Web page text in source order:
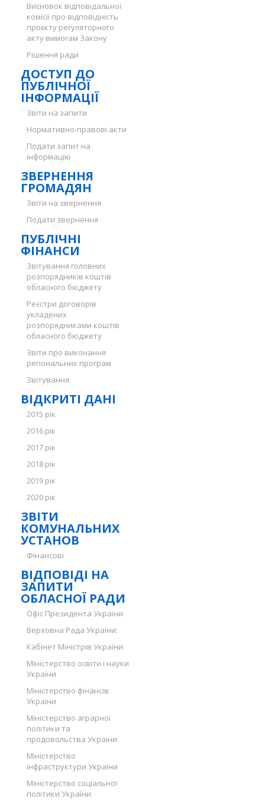
Висновок відповідальної
комісії про відповідність
проєкту регуляторного
акту вимогам Закону
Рішення ради
ДОСТУП ДО
ПУБЛІЧНОЇ
ІНФОРМАЦІЇ
Звіти на запити
Нормативно-правові акти
Подати запит на
інформацію
ЗВЕРНЕННЯ
ГРОМАДЯН
Звіти на звернення
Подати звернення
ПУБЛІЧНІ
ФІНАНСИ
Звітування головних
розпорядників коштів
обласного бюджету
Реєстри договорів
укладених
розпорядниками коштів
обласного бюджету
Звіти про виконання
регіональних програм
Звітування
ВІДКРИТІ ДАНІ
2015 рік
2016 рік
2017 рік
2018 рік
2019 рік
2020 рік
ЗВІТИ
КОМУНАЛЬНИХ
УСТАНОВ
Фінансові
ВІДПОВІДІ НА
ЗАПИТИ
ОБЛАСНОЇ РАДИ
Офіс Президента України
Верховна Рада України:
Кабінет Міністрів України
Міністерство освіти і науки
України
Міністерство фінансів
України
Міністерство аграрної
політики та
продовольства України
Міністерство
інфраструктури України
Міністерство соціальної
політики України